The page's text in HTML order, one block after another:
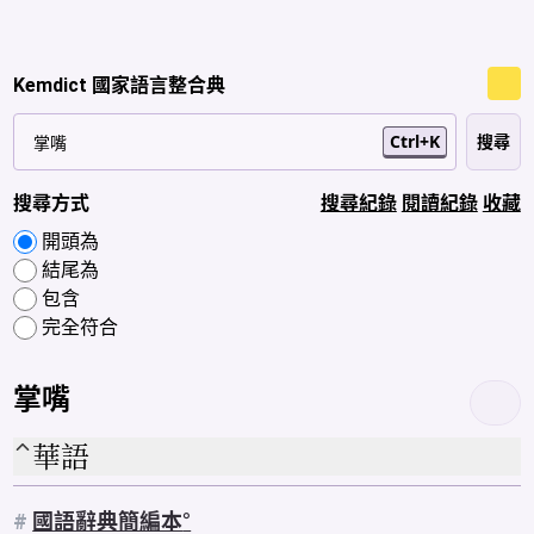
Kemdict 國家語言整合典
Ctrl+K
搜尋方式
開頭為
結尾為
包含
完全符合
搜尋紀錄 閱讀紀錄 收藏
掌嘴
華語
# 國語辭典簡編本